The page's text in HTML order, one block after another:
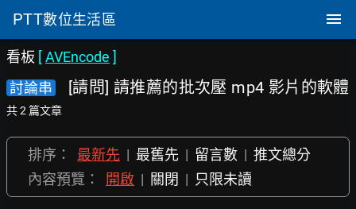
PTT數位生活區
看板 [AVEncode ]
討論串
[請問] 請推薦的批次壓 mp4 影片的軟體
共 2 篇文章
排序： 最新先 | 最舊先 | 留言數 | 推文總分
內容預覽：
開啟 | 關閉 | 只限未讀